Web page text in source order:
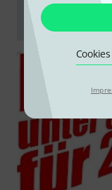
The Best
Superlux 668B